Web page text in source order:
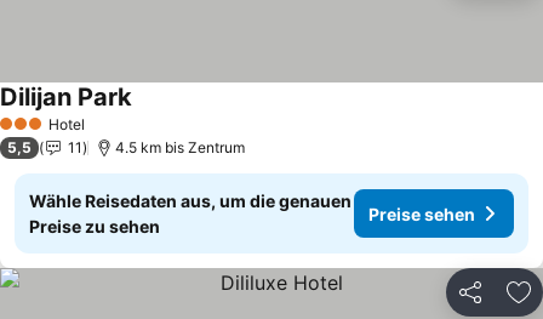
3 SterneHotel
Dilijan ParkPreise sehen
5,5 11 4.5 km bis Zentrum
Wähle Reisedaten aus, um die genauen
Preise zu sehen
Preise sehen
Teilen